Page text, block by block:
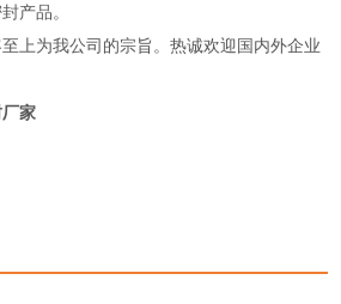
产品。
上为我公司的宗旨。热诚欢迎国内外企业
家